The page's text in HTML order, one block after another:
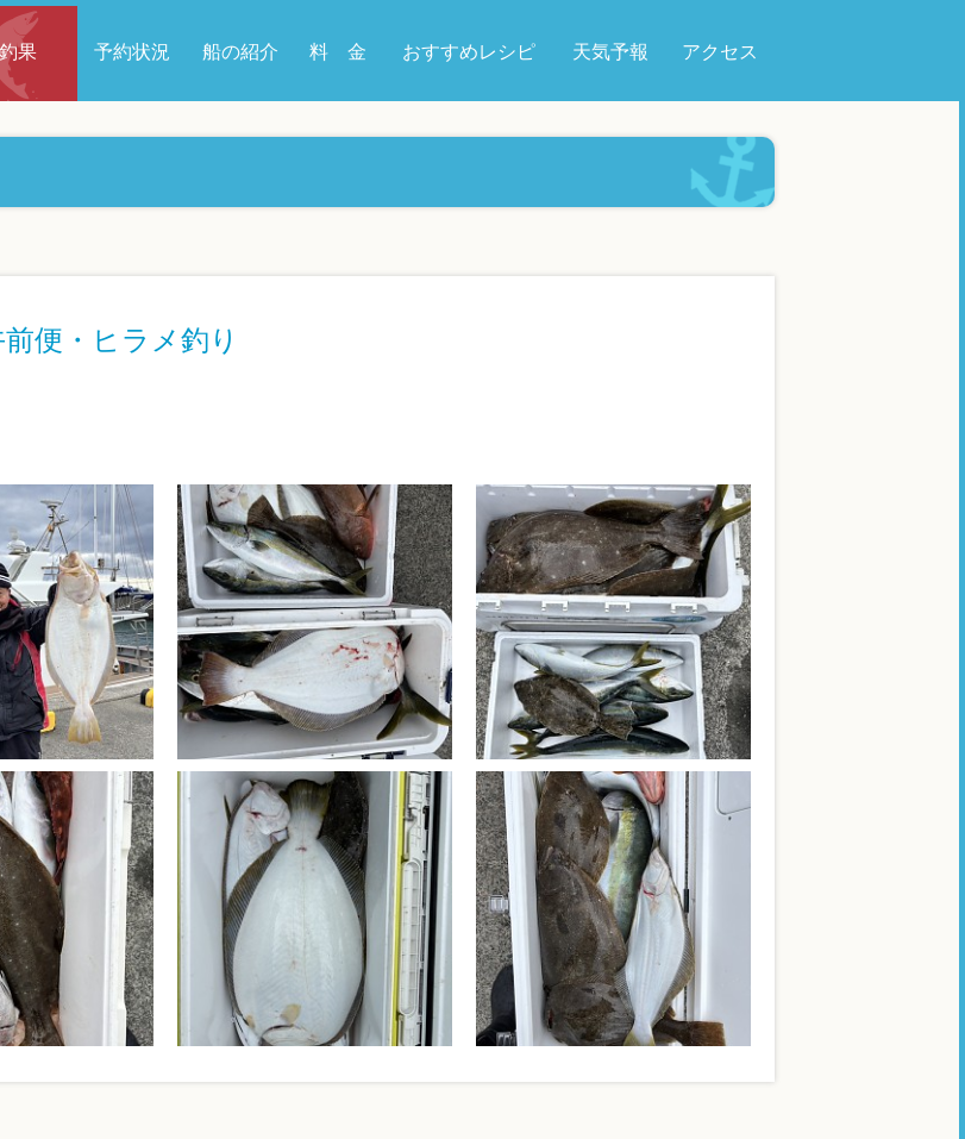
釣果 予約状況 船の紹介 料 金 おすすめレシピ 天気予報 アクセス
便・ヒラメ釣り